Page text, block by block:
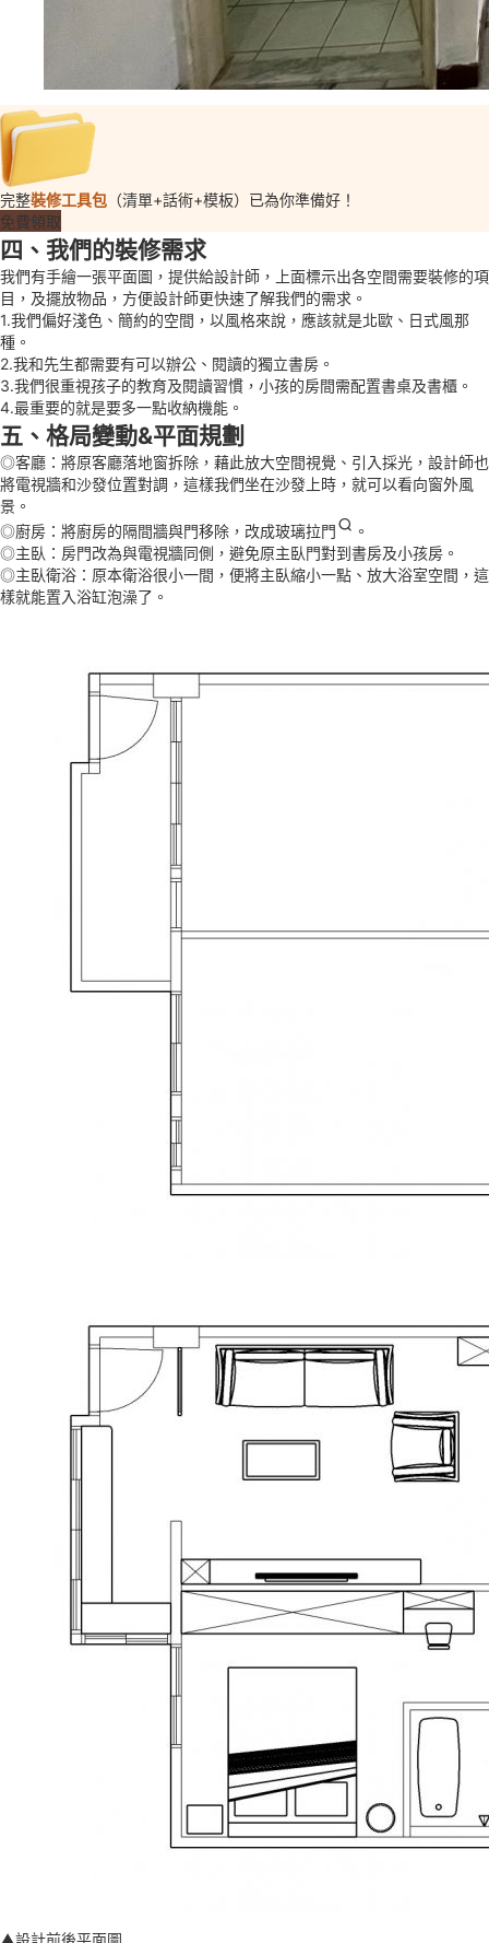
完整裝修工具包 （清單+話術+模板）已為你準備好！
免費領取
四、我們的裝修需求
我們有手繪一張平面圖，提供給設計師，上面標示出各空間需要裝修的項
目，及擺放物品，方便設計師更快速了解我們的需求。
1.我們偏好淺色、簡約的空間，以風格來說，應該就是北歐、日式風那
種。
2.我和先生都需要有可以辦公、閱讀的獨立書房。
3.我們很重視孩子的教育及閱讀習慣，小孩的房間需配置書桌及書櫃。
4.最重要的就是要多一點收納機能。
五、格局變動&平面規劃
◎客廳：將原客廳落地窗拆除，藉此放大空間視覺、引入採光，設計師也
將電視牆和沙發位置對調，這樣我們坐在沙發上時，就可以看向窗外風
景。
◎廚房：將廚房的隔間牆與門移除，改成玻璃拉門
。
◎主臥：房門改為與電視牆同側，避免原主臥門對到書房及小孩房。
◎主臥衛浴：原本衛浴很小一間，便將主臥縮小一點、放大浴室空間，這
樣就能置入浴缸泡澡了。
▲設計前後平面圖